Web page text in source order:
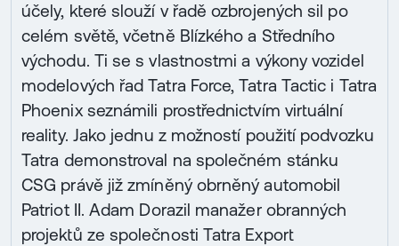
účely, které slouží v řadě ozbrojených sil po
celém světě, včetně Blízkého a Středního
východu. Ti se s vlastnostmi a výkony vozidel
modelových řad Tatra Force, Tatra Tactic i Tatra
Phoenix seznámili prostřednictvím virtuální
reality. Jako jednu z možností použití podvozku
Tatra demonstroval na společném stánku
CSG právě již zmíněný obrněný automobil
Patriot II. Adam Dorazil manažer obranných
projektů ze společnosti Tatra Export